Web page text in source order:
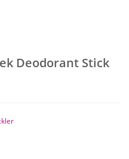
Deodorant Stick